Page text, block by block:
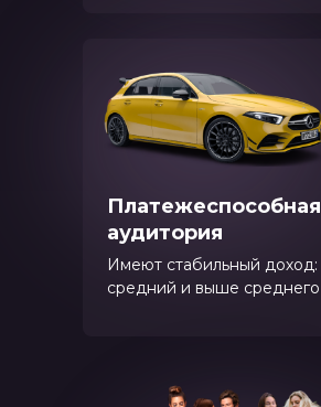
Платежеспособная
аудитория
Имеют стабильный доход:
средний и выше среднего